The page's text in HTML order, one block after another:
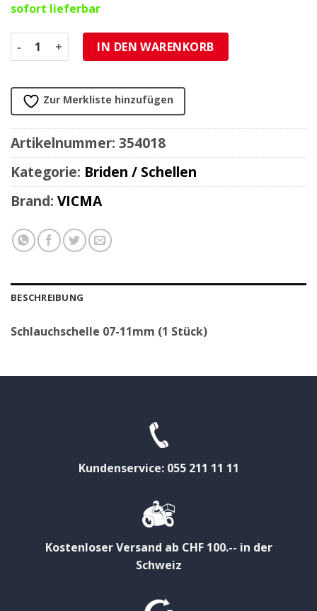
sofort lieferbar
Schlauchschelle 07-11mm (1 Stück) Menge
IN DEN WARENKORB
Zur Merkliste hinzufügen
Artikelnummer: 354018
Kategorie: Briden / Schellen
Brand: VICMA
BESCHREIBUNG
Schlauchschelle 07-11mm (1 Stück)
Kundenservice: 055 211 11 11
Kostenloser Versand ab CHF 100.-- in der
Schweiz